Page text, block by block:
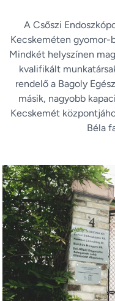
A Csőszi
Kecskeméten gyomor-
Mindkét helyszínen
kvalifikált
rendelő a Bagoly
másik, nagyobb
Kecskemét
Béla